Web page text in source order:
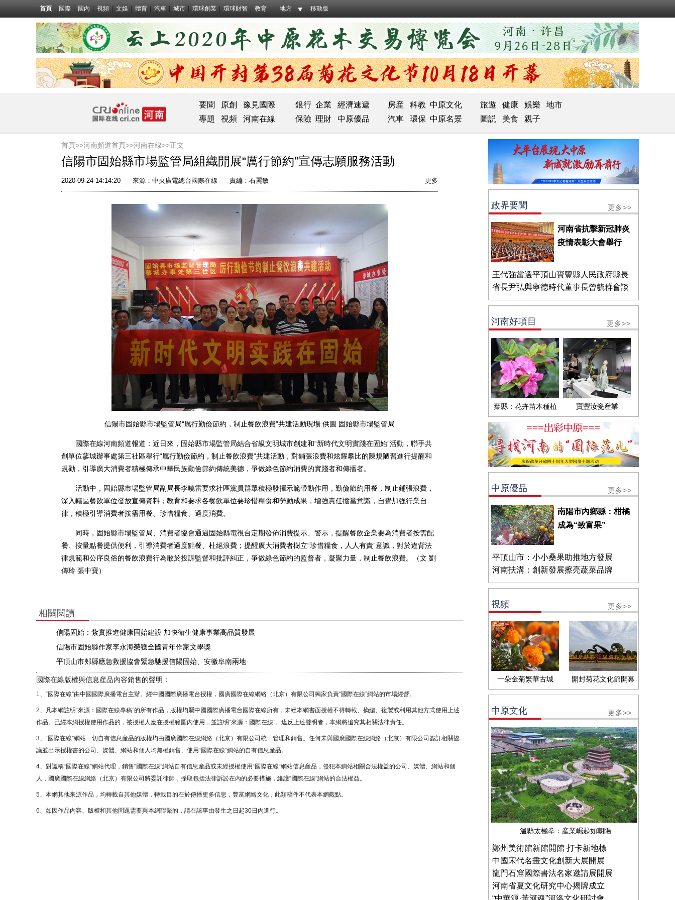
首頁 國際 國內 視頻 文娛 體育 汽車 城市 環球創業 環球財智 教育 地方 移動版
要聞 原創 豫見國際 銀行 企業 經濟速遞 房産 科教 中原文化 旅遊 健康 娛樂
地市
專題
視頻 河南在線 保險 理財 中原優品 汽車 環保 中原名景 圖説 美食 親子
首頁>>河南頻道首頁>>河南在線>>正文
信陽市固始縣市場監管局組織開展“厲行節約”宣傳志願服務活動
2020-09-24 14:14:20 來源： 中央廣電總台國際在線 責編：石麗敏 更多
信陽市固始縣市場監管局“厲行勤儉節約，制止餐飲浪費”共建活動現場 供圖 固始縣市場監管局
國際在線河南頻道報道：近日來，固始縣市場監管局結合省級文明城市創建和“新時代文明實踐在固始”活動，聯手共
創單位蓼城辦事處第三社區舉行“厲行勤儉節約，制止餐飲浪費”共建活動，對鋪張浪費和炫耀攀比的陳規陋習進行提醒和
規勸，引導廣大消費者積極傳承中華民族勤儉節約傳統美德，爭做綠色節約消費的實踐者和傳播者。
活動中，固始縣市場監管局副局長李曉雷要求社區黨員群眾積極發揮示範帶動作用，勤儉節約用餐，制止鋪張浪費，
深入轄區餐飲單位發放宣傳資料；教育和要求各餐飲單位要珍惜糧食和勞動成果，增強責任擔當意識，自覺加強行業自
律，積極引導消費者按需用餐、珍惜糧食、適度消費。
同時，固始縣市場監管局、消費者協會通過固始縣電視台定期發佈消費提示、警示，提醒餐飲企業要為消費者按需配
餐、按量點餐提供便利，引導消費者適度點餐、杜絕浪費；提醒廣大消費者樹立“珍惜糧食，人人有責”意識，對於違背法
律規範和公序良俗的餐飲浪費行為敢於投訴監督和批評糾正，爭做綠色節約的監督者，凝聚力量，制止餐飲浪費。（文 劉
傳玲 張中寶）
相關閱讀
信陽固始：紮實推進健康固始建設 加快衛生健康事業高品質發展
信陽市固始縣作家李永海榮獲全國青年作家文學獎
平頂山市郟縣應急救援協會緊急馳援信陽固始、安徽阜南兩地
國際在線版權與信息産品內容銷售的聲明：
1、“國際在線”由中國國際廣播電台主辦。經中國國際廣播電台授權，國廣國際在線網絡（北京）有限公司獨家負責“國際在線”網站的市場經營。
2、凡本網註明“來源：國際在線專稿”的所有作品，版權均屬中國國際廣播電台國際在線所有，未經本網書面授權不得轉載、摘編、複製或利用其他方式使用上述
作品。已經本網授權使用作品的，被授權人應在授權範圍內使用，並註明“來源：國際在線”。違反上述聲明者，本網將追究其相關法律責任。
3、“國際在線”網站一切自有信息産品的版權均由國廣國際在線網絡（北京）有限公司統一管理和銷售。任何未與國廣國際在線網絡（北京）有限公司簽訂相關協
議並出示授權書的公司、媒體、網站和個人均無權銷售、使用“國際在線”網站的自有信息産品。
4、對謊稱“國際在線”網站代理，銷售“國際在線”網站自有信息産品或未經授權使用“國際在線“網站信息産品，侵犯本網站相關合法權益的公司、媒體、網站和個
人，國廣國際在線網絡（北京）有限公司將委託律師，採取包括法律訴訟在內的必要措施，維護“國際在線”網站的合法權益。
5、本網其他來源作品，均轉載自其他媒體，轉載目的在於傳播更多信息，豐富網絡文化，此類稿件不代表本網觀點。
6、如因作品內容、版權和其他問題需要與本網聯繫的，請在該事由發生之日起30日內進行。
政界要聞 更多>>
河南省抗擊新冠肺炎
疫情表彰大會舉行
王代強當選平頂山寶豐縣人民政府縣長
省長尹弘與寧德時代董事長曾毓群會談
河南好項目 更多>>
葉縣：花卉苗木種植 寶豐汝瓷産業
中原優品 更多>>
南陽市內鄉縣：柑橘
成為“致富果”
平頂山市：小小桑果助推地方發展
河南扶溝：創新發展擦亮蔬菜品牌
視頻 更多>>
一朵金菊繁華古城 開封菊花文化節開幕
中原文化 更多>>
溫縣太極拳：産業崛起如朝陽
鄭州美術館新館開館 打卡新地標
中國宋代名畫文化創新大展開展
龍門石窟國際書法名家邀請展開展
河南省夏文化研究中心揭牌成立
“中華源·黃河魂”河洛文化研討會